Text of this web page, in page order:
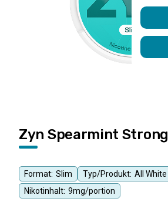
Format: Slim Typ/Produkt: All White
Nikotinhalt: 9mg/portion
Zyn Spearmint Strong